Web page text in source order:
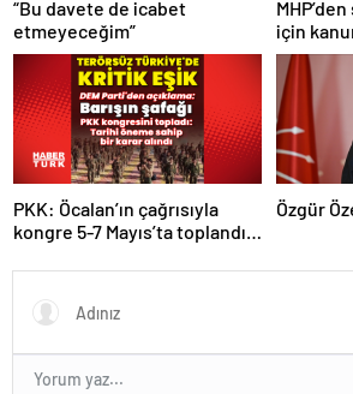
“Bu davete de icabet
etmeyeceğim”
için
PKK: Öcalan’ın çağrısıyla
kongre 5-7 Mayıs’ta toplandı!
Özgür